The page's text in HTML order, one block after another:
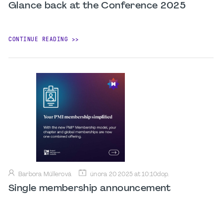
Glance back at the Conference 2025
CONTINUE READING
Barbora Műllerová února 20 2025 at 10:10dop.
Single membership announcement